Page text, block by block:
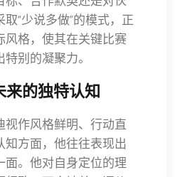
“少说多做”的模式，正
风格，使其在关键比赛
别的凝聚力。
来的独特认知
视作风格鲜明、行动直
知方面，他往往表现出
面。他对自身定位的理